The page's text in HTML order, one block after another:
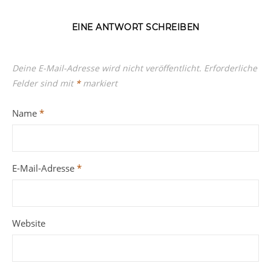
EINE ANTWORT SCHREIBEN
Deine E-Mail-Adresse wird nicht veröffentlicht. Erforderliche
Felder sind mit *markiert
Name *
E-Mail-Adresse *
Website